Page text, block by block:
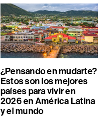
¿Pensando en mudarte?
Estos son los mejores
países para vivir en
2026 en América Latina
y el mundo